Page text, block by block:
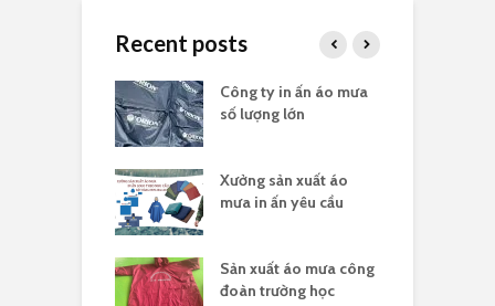
Recent posts
Công ty in ấn áo mưa
số lượng lớn
Xưởng sản xuất áo
mưa in ấn yêu cầu
Sản xuất áo mưa công
đoàn trường học